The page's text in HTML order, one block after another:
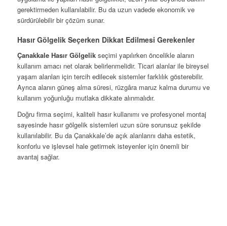
gerektirmeden kullanılabilir. Bu da uzun vadede ekonomik ve
sürdürülebilir bir çözüm sunar.
Hasır Gölgelik Seçerken Dikkat Edilmesi Gerekenler
Çanakkale Hasır Gölgelikseçimi yapılırken öncelikle alanın
kullanım amacı net olarak belirlenmelidir. Ticari alanlar ile bireysel
yaşam alanları için tercih edilecek sistemler farklılık gösterebilir.
Ayrıca alanın güneş alma süresi, rüzgâra maruz kalma durumu ve
kullanım yoğunluğu mutlaka dikkate alınmalıdır.
Doğru firma seçimi, kaliteli hasır kullanımı ve profesyonel montaj
sayesinde hasır gölgelik sistemleri uzun süre sorunsuz şekilde
kullanılabilir. Bu da Çanakkale’de açık alanlarını daha estetik,
konforlu ve işlevsel hale getirmek isteyenler için önemli bir
avantaj sağlar.